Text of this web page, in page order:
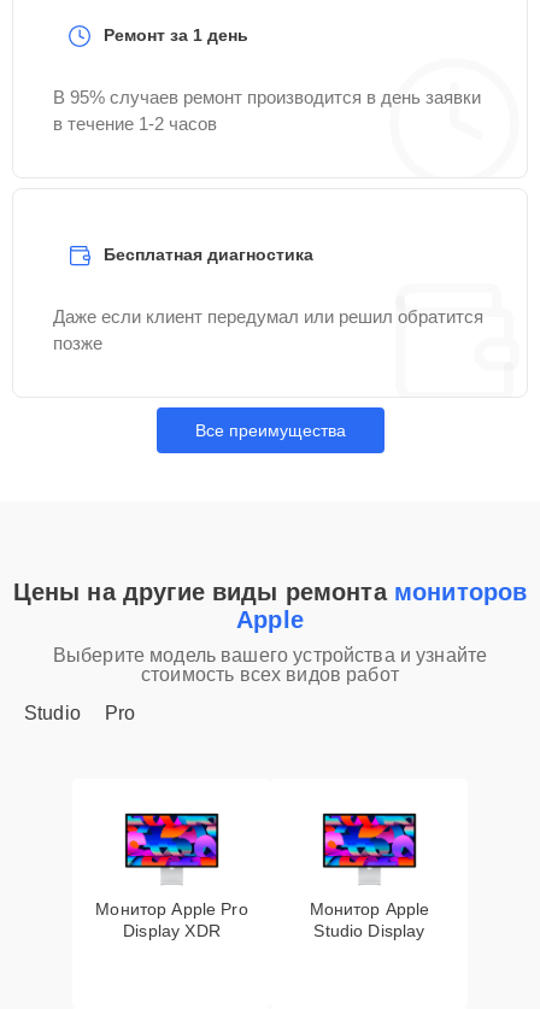
Ремонт за 1 день
В 95% случаев ремонт производится в день заявки
в течение 1-2 часов
Бесплатная диагностика
Даже если клиент передумал или решил обратится
позже
Все преимущества
Цены на другие виды ремонта мониторов
Apple
Выберите модель вашего устройства и узнайте
стоимость всех видов работ
Studio
Pro
Монитор Apple Pro
Display XDR
Монитор Apple
Studio Display